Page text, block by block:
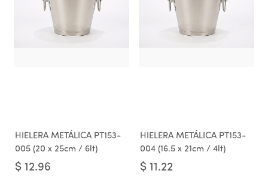
HIELERA METÁLICA PT153-
005 (20 x 25cm / 6lt)
$ 12.96
HIELERA METÁLICA PT153-
004 (16.5 x 21cm / 4lt)
$ 11.22